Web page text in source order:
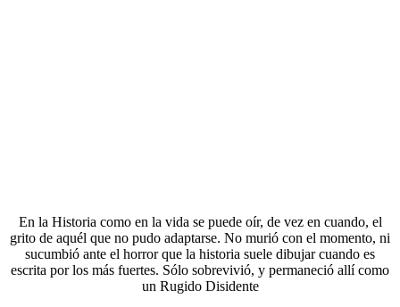
En la Historia como en la vida se puede oír, de vez en cuando, el
grito de aquél que no pudo adaptarse. No murió con el momento, ni
sucumbió ante el horror que la historia suele dibujar cuando es
escrita por los más fuertes. Sólo sobrevivió, y permaneció allí como
un Rugido Disidente